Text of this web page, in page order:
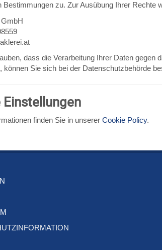
Bestimmungen zu. Zur Ausübung Ihrer Rechte
dass die Verarbeitung Ihrer Daten
können Sie sich bei der Datenschutzbehörde
Einstellungen
finden Sie in unserer Cookie Policy.